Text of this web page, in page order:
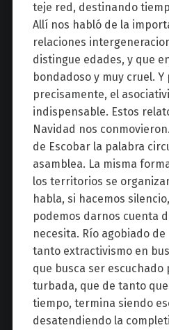
teje red, destinando
Allí nos habló de la
relaciones
distingue edades, y que
bondadoso y muy cruel. Y
precisamente, el
indispensable. Estos
Navidad nos
de Escobar la palabra
asamblea. La misma
los territorios se
habla, si hacemos
podemos darnos cuenta
necesita. Río agobiado de
tanto extractivismo en
que busca ser
turbada, que de tanto
tiempo, termina siendo
desatendiendo la